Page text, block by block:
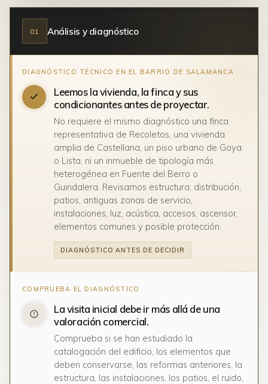
01 Análisis y diagnóstico
Leemos la vivienda, la finca y sus
condicionantes antes de proyectar.
No requiere el mismo diagnóstico una finca
representativa de Recoletos, una vivienda
amplia de Castellana, un piso urbano de Goya
o Lista, ni un inmueble de tipología más
heterogénea en Fuente del Berro o
Guindalera. Revisamos estructura, distribución,
patios, antiguas zonas de servicio,
instalaciones, luz, acústica, accesos, ascensor,
elementos comunes y posible protección.
DIAGNÓSTICO ANTES DE DECIDIR
La visita inicial debe ir más allá de una
valoración comercial.
Comprueba si se han estudiado la
catalogación del edificio, los elementos que
deben conservarse, las reformas anteriores, la
estructura, las instalaciones, los patios, el ruido,